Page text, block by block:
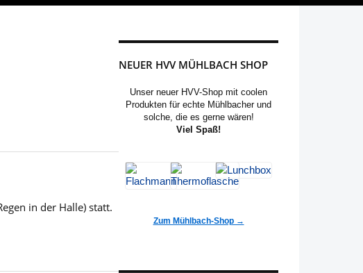
in der Halle) statt.
NEUER HVV MÜHLBACH SHOP
Unser neuer HVV-Shop mit coolen
Produkten für echte Mühlbacher und
solche, die es gerne wären!
Viel Spaß!
Zum Mühlbach-Shop →